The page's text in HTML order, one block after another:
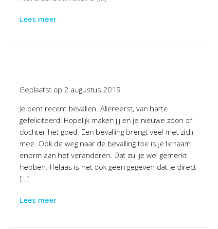
Lees meer
Geplaatst op 2 augustus 2019
Je bent recent bevallen. Allereerst, van harte
gefeliciteerd! Hopelijk maken jij en je nieuwe zoon of
dochter het goed. Een bevalling brengt veel met zich
mee. Ook de weg naar de bevalling toe is je lichaam
enorm aan het veranderen. Dat zul je wel gemerkt
hebben. Helaas is het ook geen gegeven dat je direct
[…]
Lees meer